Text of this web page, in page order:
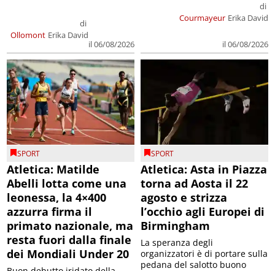
Ollomont
di
Erika David
il 06/08/2026
Courmayeur
di
Erika David
il 06/08/2026
SPORT
Atletica: Matilde
Abelli lotta come una
leonessa, la 4×400
azzurra firma il
primato nazionale, ma
resta fuori dalla finale
dei Mondiali Under 20
SPORT
Atletica: Asta in Piazza
torna ad Aosta il 22
agosto e strizza
l’occhio agli Europei di
Birmingham
La speranza degli
organizzatori è di portare sulla
pedana del salotto buono